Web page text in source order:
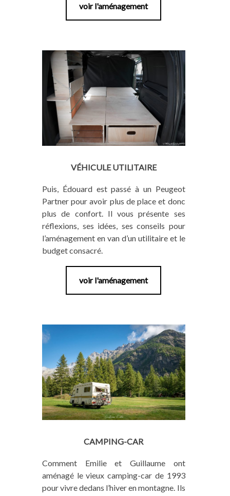
voir l'aménagement
VÉHICULE UTILITAIRE
Puis, Édouard est passé à un Peugeot
Partner pour avoir plus de place et donc
plus de confort. Il vous présente ses
réflexions, ses idées, ses conseils pour
l’aménagement en van d’un utilitaire et le
budget consacré.
voir l'aménagement
CAMPING-CAR
Comment Emilie et Guillaume ont
aménagé le vieux camping-car de 1993
pour vivre dedans l’hiver en montagne. Ils